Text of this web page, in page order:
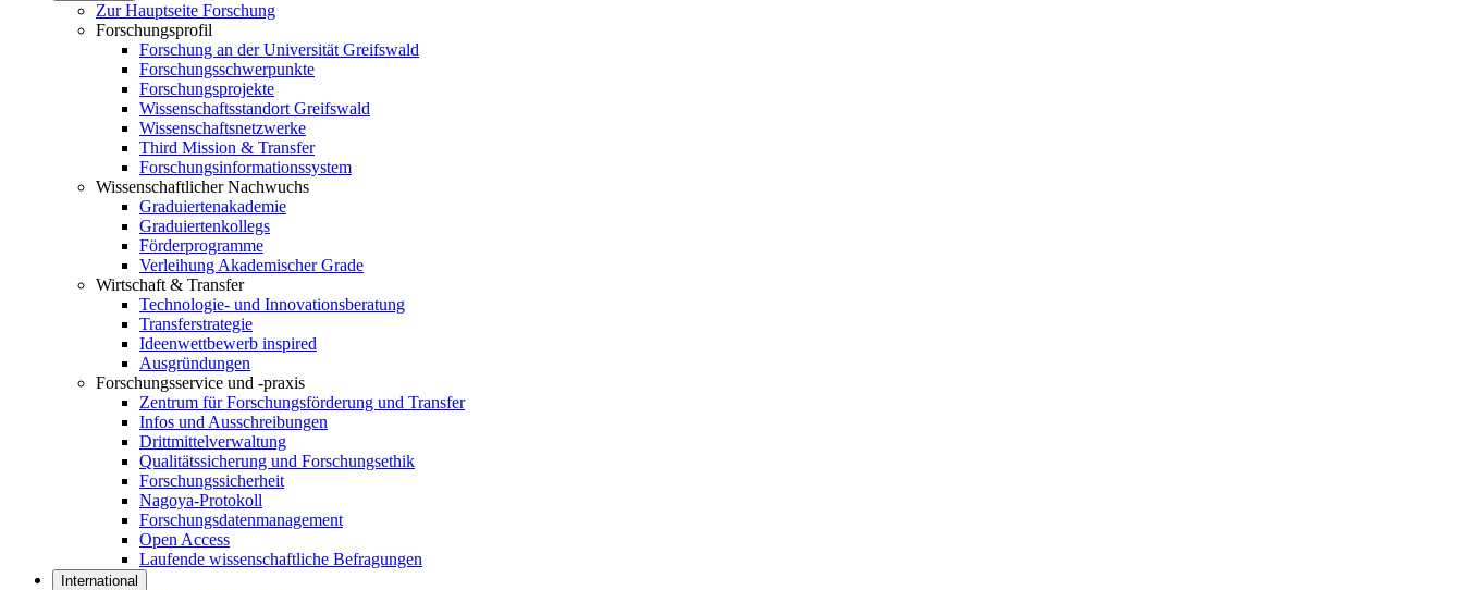
Zur Hauptseite Forschung
Forschungsprofil
Forschung an der Universität Greifswald
Forschungsschwerpunkte
Forschungsprojekte
Wissenschaftsstandort Greifswald
Wissenschaftsnetzwerke
Third Mission & Transfer
Forschungsinformationssystem
Wissenschaftlicher Nachwuchs
Graduiertenakademie
Graduiertenkollegs
Förderprogramme
Verleihung Akademischer Grade
Wirtschaft & Transfer
Technologie- und Innovationsberatung
Transferstrategie
Ideenwettbewerb inspired
Ausgründungen
Forschungsservice und -praxis
Zentrum für Forschungsförderung und Transfer
Infos und Ausschreibungen
Drittmittelverwaltung
Qualitätssicherung und Forschungsethik
Forschungssicherheit
Nagoya-Protokoll
Forschungsdatenmanagement
Open Access
Laufende wissenschaftliche Befragungen
International